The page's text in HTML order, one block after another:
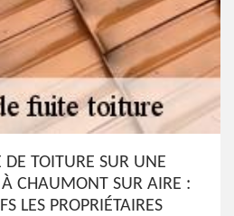
DE TOITURE SUR UNE
À CHAUMONT SUR AIRE :
LES PROPRIÉTAIRES